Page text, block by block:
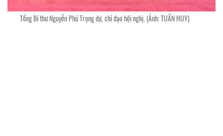
Tổng Bí thư Nguyễn Phú Trọng dự, chỉ đạo hội nghị. (Ảnh: TUẤN HUY)